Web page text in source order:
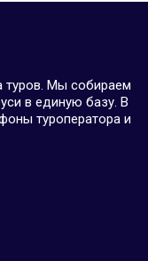
туров. Мы собираем
в единую базу. В
туроператора и